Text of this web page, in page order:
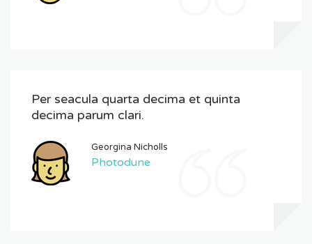
Per seacula quarta decima et quinta
decima parum clari.
Georgina Nicholls
Photodune